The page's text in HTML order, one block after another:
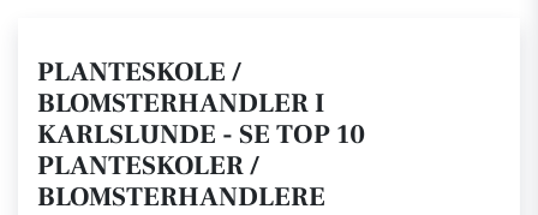
PLANTESKOLE /
BLOMSTERHANDLER I
KARLSLUNDE - SE TOP 10
PLANTESKOLER /
BLOMSTERHANDLERE